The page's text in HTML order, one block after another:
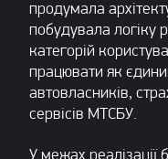
продумала
побудувала логіку
категорій
працювати як
автовласників,
сервісів МТСБУ.